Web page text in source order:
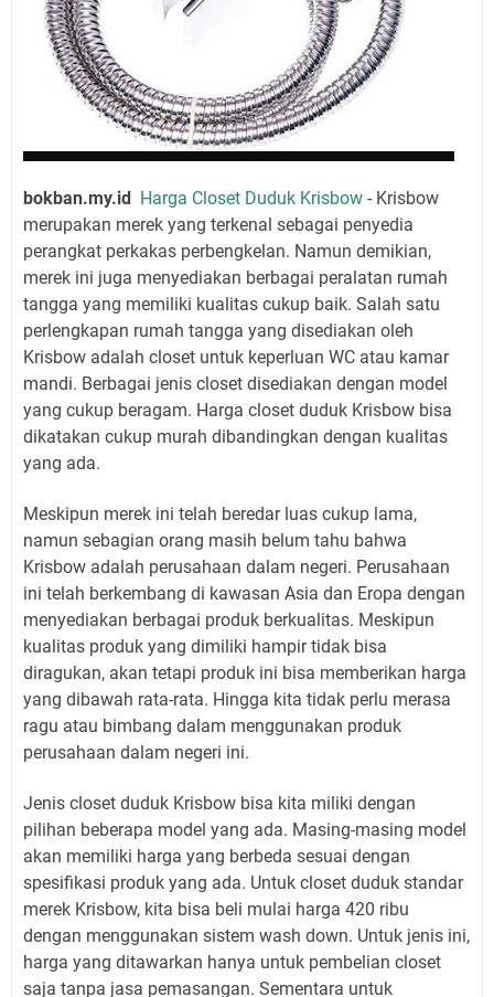
bokban.my.id Harga Closet Duduk Krisbow - Krisbow
merupakan merek yang terkenal sebagai penyedia
perangkat perkakas perbengkelan. Namun demikian,
merek ini juga menyediakan berbagai peralatan rumah
tangga yang memiliki kualitas cukup baik. Salah satu
perlengkapan rumah tangga yang disediakan oleh
Krisbow adalah closet untuk keperluan WC atau kamar
mandi. Berbagai jenis closet disediakan dengan model
yang cukup beragam. Harga closet duduk Krisbow bisa
dikatakan cukup murah dibandingkan dengan kualitas
yang ada.
Meskipun merek ini telah beredar luas cukup lama,
namun sebagian orang masih belum tahu bahwa
Krisbow adalah perusahaan dalam negeri. Perusahaan
ini telah berkembang di kawasan Asia dan Eropa dengan
menyediakan berbagai produk berkualitas. Meskipun
kualitas produk yang dimiliki hampir tidak bisa
diragukan, akan tetapi produk ini bisa memberikan harga
yang dibawah rata-rata. Hingga kita tidak perlu merasa
ragu atau bimbang dalam menggunakan produk
perusahaan dalam negeri ini.
Jenis closet duduk Krisbow bisa kita miliki dengan
pilihan beberapa model yang ada. Masing-masing model
akan memiliki harga yang berbeda sesuai dengan
spesifikasi produk yang ada. Untuk closet duduk standar
merek Krisbow, kita bisa beli mulai harga 420 ribu
dengan menggunakan sistem wash down. Untuk jenis ini,
harga yang ditawarkan hanya untuk pembelian closet
saja tanpa jasa pemasangan. Sementara untuk